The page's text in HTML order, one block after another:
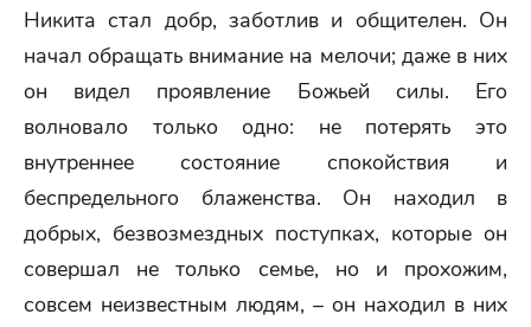
Никита стал добр, заботлив и общителен. Он
начал обращать внимание на мелочи; даже в них
он видел проявление Божьей силы. Его
волновало только одно: не потерять это
внутреннее состояние спокойствия и
беспредельного блаженства. Он находил в
добрых, безвозмездных поступках, которые он
совершал не только семье, но и прохожим,
совсем неизвестным людям, – он находил в них